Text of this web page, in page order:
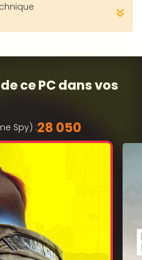
ce PC dans vos
Spy) :28 050